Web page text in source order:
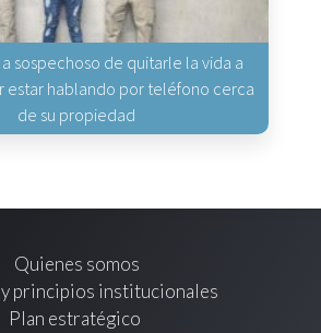
a sospechoso de quitarle la vida a
estar hablando por teléfono cerca
de su propiedad
Quienes somos
principios institucionales
Plan estratégico